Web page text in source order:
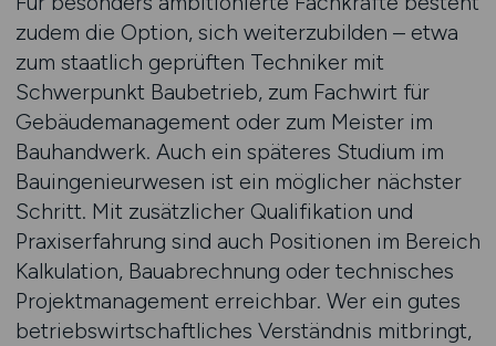
zudem die Option, sich weiterzubilden – etwa
zum staatlich geprüften Techniker mit
Schwerpunkt Baubetrieb, zum Fachwirt für
Gebäudemanagement oder zum Meister im
Bauhandwerk. Auch ein späteres Studium im
Bauingenieurwesen ist ein möglicher nächster
Schritt. Mit zusätzlicher Qualifikation und
Praxiserfahrung sind auch Positionen im Bereich
Kalkulation, Bauabrechnung oder technisches
Projektmanagement erreichbar. Wer ein gutes
betriebswirtschaftliches Verständnis mitbringt,